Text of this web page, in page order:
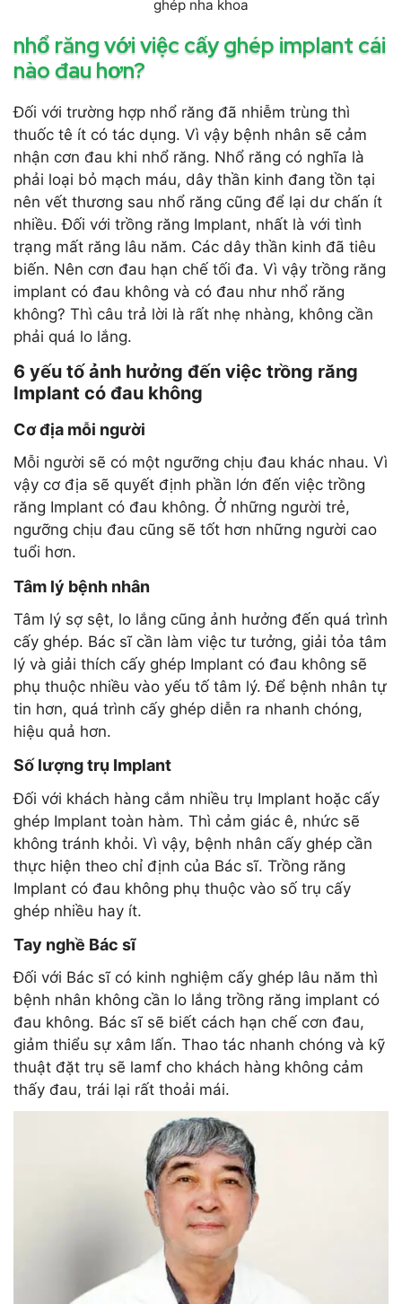
ghép nha khoa
nhổ răng với việc cấy ghép implant cái
nào đau hơn?
Đối với trường hợp nhổ răng đã nhiễm trùng thì
thuốc tê ít có tác dụng. Vì vậy bệnh nhân sẽ cảm
nhận cơn đau khi nhổ răng. Nhổ răng có nghĩa là
phải loại bỏ mạch máu, dây thần kinh đang tồn tại
nên vết thương sau nhổ răng cũng để lại dư chấn ít
nhiều. Đối với trồng răng Implant, nhất là với tình
trạng mất răng lâu năm. Các dây thần kinh đã tiêu
biến. Nên cơn đau hạn chế tối đa. Vì vậy trồng răng
implant có đau không và có đau như nhổ răng
không? Thì câu trả lời là rất nhẹ nhàng, không cần
phải quá lo lắng.
6 yếu tố ảnh hưởng đến việc trồng răng
Implant có đau không
Cơ địa mỗi người
Mỗi người sẽ có một ngưỡng chịu đau khác nhau. Vì
vậy cơ địa sẽ quyết định phần lớn đến việc trồng
răng Implant có đau không. Ở những người trẻ,
ngưỡng chịu đau cũng sẽ tốt hơn những người cao
tuổi hơn.
Tâm lý bệnh nhân
Tâm lý sợ sệt, lo lắng cũng ảnh hưởng đến quá trình
cấy ghép. Bác sĩ cần làm việc tư tưởng, giải tỏa tâm
lý và giải thích cấy ghép Implant có đau không sẽ
phụ thuộc nhiều vào yếu tố tâm lý. Để bệnh nhân tự
tin hơn, quá trình cấy ghép diễn ra nhanh chóng,
hiệu quả hơn.
Số lượng trụ Implant
Đối với khách hàng cắm nhiều trụ Implant hoặc cấy
ghép Implant toàn hàm. Thì cảm giác ê, nhức sẽ
không tránh khỏi. Vì vậy, bệnh nhân cấy ghép cần
thực hiện theo chỉ định của Bác sĩ. Trồng răng
Implant có đau không phụ thuộc vào số trụ cấy
ghép nhiều hay ít.
Tay nghề Bác sĩ
Đối với Bác sĩ có kinh nghiệm cấy ghép lâu năm thì
bệnh nhân không cần lo lắng trồng răng implant có
đau không. Bác sĩ sẽ biết cách hạn chế cơn đau,
giảm thiểu sự xâm lấn. Thao tác nhanh chóng và kỹ
thuật đặt trụ sẽ lamf cho khách hàng không cảm
thấy đau, trái lại rất thoải mái.